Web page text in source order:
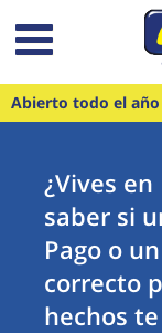
Saltar al
Abierto todo el año
¿Vives
saber si
Pago o
correcto
hechos